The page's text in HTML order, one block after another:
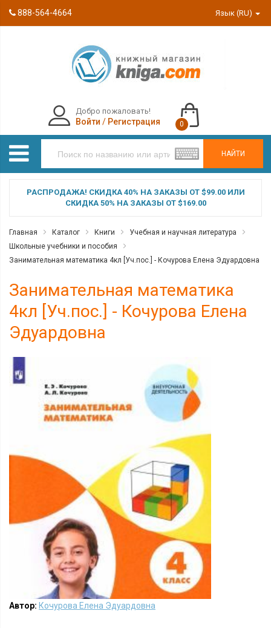
888-564-4664 Язык (RU)
НАЙТИ
Добро пожаловать!
Войти / Регистрация 0
РАСПРОДАЖА! СКИДКА 40% НА ЗАКАЗЫ ОТ $99.00 ИЛИ
СКИДКА 50% НА ЗАКАЗЫ ОТ $169.00
Главная Каталог Книги
Учебная и научная литература
Школьные учебники и пособия
Занимательная математика 4кл [Уч.пос.] - Кочурова Елена Эдуардовна
Занимательная математика
4кл [Уч.пос.] - Кочурова Елена
Эдуардовна
Автор: Кочурова Елена Эдуардовна